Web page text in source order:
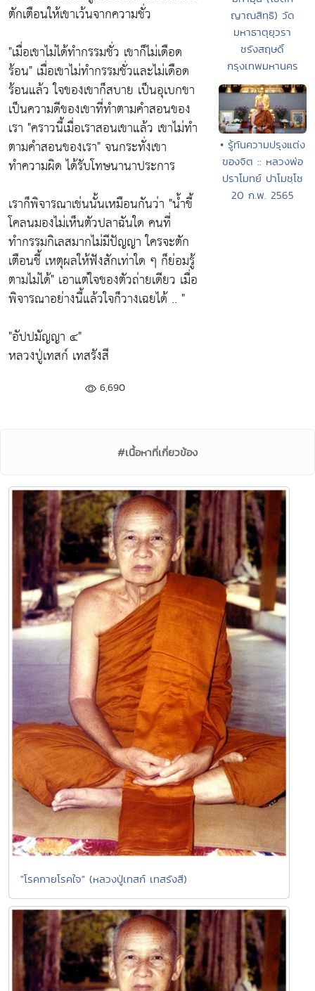
ตักเตือนให้เขาเว้นจากความชั่ว
"เมื่อเขาไม่ได้ทำกรรมชั่ว เขาก็ไม่เดือด
ร้อน" เมื่อเขาไม่ทำกรรมชั่วและไม่เดือด
ร้อนแล้ว ใจของเขาก็สบาย เป็นอุเบกขา
เป็นความดีของเขาที่ทำตามคำสอนของ
เรา "คราวนี้เมื่อเราสอนเขาแล้ว เขาไม่ทำ
ตามคำสอนของเรา"จนกระทั่งเขา
ทำความผิด ได้รับโทษนานาประการ
เราก็พิจารณาเช่นนั้นเหมือนกันว่า "น้ำขี้
โคลนมองไม่เห็นตัวปลาฉันใด คนที่
ทำกรรมกิเลสมากไม่มีปัญญา ใครจะตัก
เตือนชี้ เหตุผลให้ฟังสักเท่าใด ๆ ก็ย่อมรู้
ตามไม่ได้" เอาแต่ใจของตัวถ่ายเดียว เมื่อ
พิจารณาอย่างนี้แล้วใจก็วางเฉยได้ .. "
"อัปปมัญญา ๔"
หลวงปู่เทสก์ เทสรังสี
6,690
ญาณสิทฺธิ) วัด
มหาธาตุยุวรา
ชรังสฤษดิ์
กรุงเทพมหานคร
• รู้ทันความปรุงแต่ง
ของจิต :: หลวงพ่อ
ปราโมทย์ ปาโมชฺโช
20 ก.พ. 2565
#เนื้อหาที่เกี่ยวข้อง
"โรคกายโรคใจ" (หลวงปู่เทสก์ เทสรังสี)